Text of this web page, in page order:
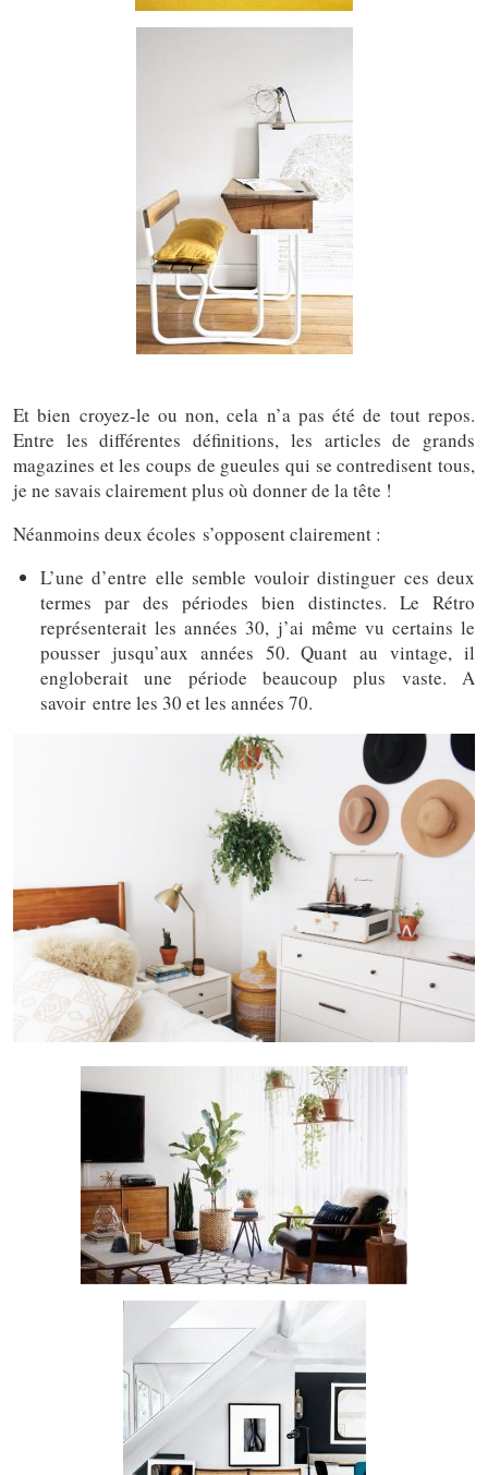
Et bien croyez-le ou non, cela n’a pas été de tout repos.
Entre les différentes définitions, les articles de grands
magazines et les coups de gueules qui se contredisent tous,
je ne savais clairement plus où donner de la tête !
Néanmoins deux écoles s’opposent clairement :
L’une d’entre elle semble vouloir distinguer ces deux
termes par des périodes bien distinctes. Le Rétro
représenterait les années 30, j’ai même vu certains le
pousser jusqu’aux années 50. Quant au vintage, il
engloberait une période beaucoup plus vaste. A
savoir entre les 30 et les années 70.